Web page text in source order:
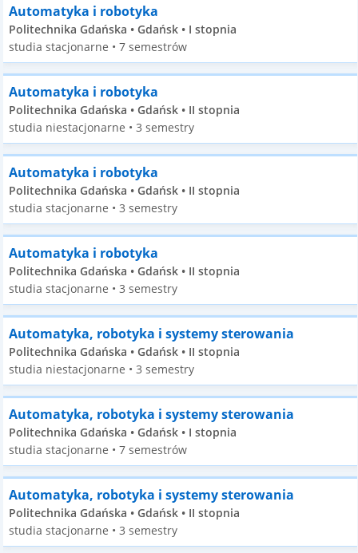
Automatyka i robotyka
Politechnika Gdańska • Gdańsk • I stopnia
studia stacjonarne • 7 semestrów
Automatyka i robotyka
Politechnika Gdańska • Gdańsk • II stopnia
studia niestacjonarne • 3 semestry
Automatyka i robotyka
Politechnika Gdańska • Gdańsk • II stopnia
studia stacjonarne • 3 semestry
Automatyka i robotyka
Politechnika Gdańska • Gdańsk • II stopnia
studia stacjonarne • 3 semestry
Automatyka, robotyka i systemy sterowania
Politechnika Gdańska • Gdańsk • II stopnia
studia niestacjonarne • 3 semestry
Automatyka, robotyka i systemy sterowania
Politechnika Gdańska • Gdańsk • I stopnia
studia stacjonarne • 7 semestrów
Automatyka, robotyka i systemy sterowania
Politechnika Gdańska • Gdańsk • II stopnia
studia stacjonarne • 3 semestry